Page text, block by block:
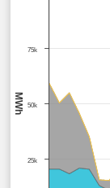
MWh
25k
50k
75k